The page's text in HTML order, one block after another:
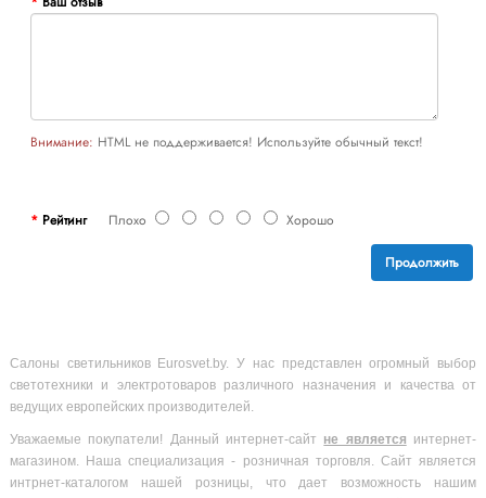
Внимание: HTML не поддерживается! Используйте обычный текст!
РейтингПлохо Хорошо
Продолжить
Салоны светильников Eurosvet.by. У нас представлен огромный выбор
светотехники и электротоваров различного назначения и качества от
ведущих европейских производителей.
Уважаемые покупатели! Данный интернет-сайт не является интернет-
магазином. Наша специализация - розничная торговля. Сайт является
интрнет-каталогом нашей розницы, что дает возможность нашим